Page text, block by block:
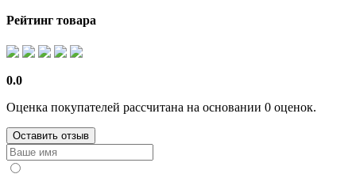
Рейтинг товара
0.0
Оценка покупателей рассчитана на основании 0 оценок.
Оставить отзыв